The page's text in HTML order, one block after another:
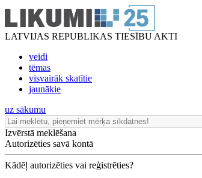
LATVIJAS REPUBLIKAS TIESĪBU AKTI
veidi
tēmas
visvairāk skatītie
jaunākie
uz sākumu
Izvērstā meklēšana
Autorizēties savā kontā
Kādēļ autorizēties vai reģistrēties?